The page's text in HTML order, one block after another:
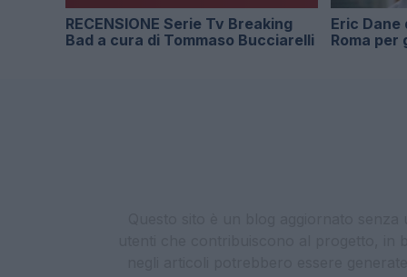
RECENSIONE Serie Tv Breaking
Bad a cura di Tommaso Bucciarelli
Eric Dane
Roma per